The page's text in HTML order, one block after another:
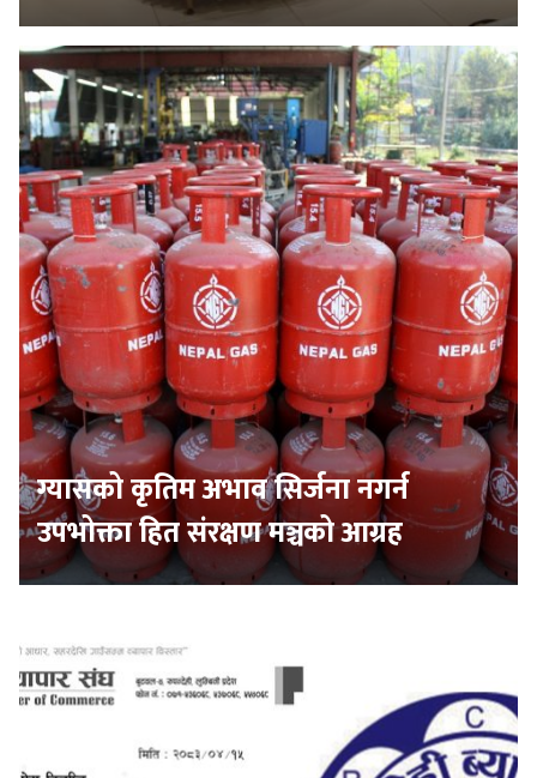
ग्यासको कृतिम अभाव सिर्जना नगर्न
उपभोक्ता हित संरक्षण मञ्चको आग्रह